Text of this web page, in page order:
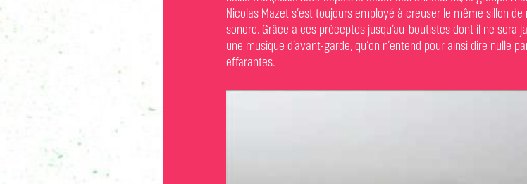
Nicolas Mazet s’est toujours employé à creuser le même sillon
sonore. Grâce à ces préceptes jusqu’au-boutistes dont il ne sera
une musique d’avant-garde, qu’on n’entend pour ainsi dire nulle
effarantes.